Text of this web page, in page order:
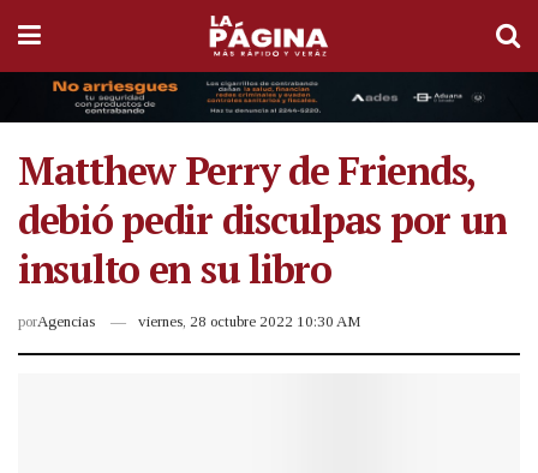
Matthew Perry de Friends,
debió pedir disculpas por un
insulto en su libro
porAgencias viernes, 28 octubre 2022 10:30 AM